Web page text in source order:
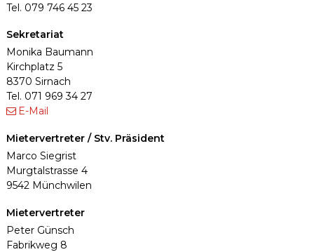
Tel. 079 746 45 23
Sekretariat
Monika Baumann
Kirchplatz 5
8370 Sirnach
Tel. 071 969 34 27
E-Mail
Mietervertreter / Stv. Präsident
Marco Siegrist
Murgtalstrasse 4
9542 Münchwilen
Mietervertreter
Peter Günsch
Fabrikweg 8